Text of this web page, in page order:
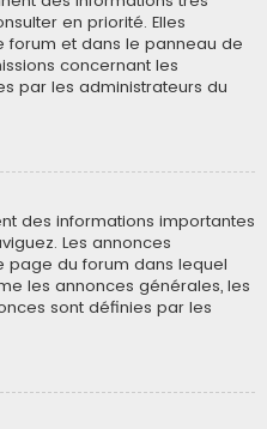
en priorité. Elles
et dans le panneau de
concernant les
par les administrateurs du
des informations importantes
Les annonces
page du forum dans lequel
les annonces générales, les
sont définies par les